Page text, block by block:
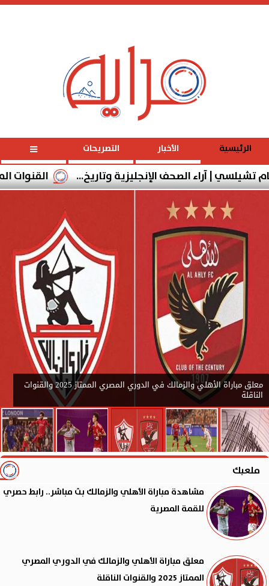
الرئيسية الأخبار التصريحات
القنوات المفتوحة | آراء الصحف الإنجليزية وتاريخ...
معلق مباراة الأهلي والزمالك في الدوري المصري الممتاز 2025 والقنوات
الناقلة
ملعبك
مشاهدة مباراة الأهلي والزمالك بث مباشر.. رابط حصري
للقمة المصرية
معلق مباراة الأهلي والزمالك في الدوري المصري
الممتاز 2025 والقنوات الناقلة